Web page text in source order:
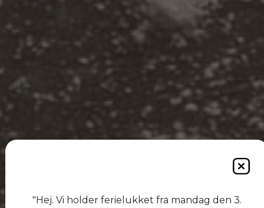
"Hej. Vi holder ferielukket fra mandag den 3.